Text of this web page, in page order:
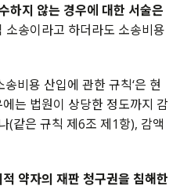
하지 않는 경우에 대한 서술은
소송이라고 하더라도 소송비용
송비용 산입에 관한 규칙‘은 현
는 법원이 상당한 정도까지 감
(같은 규칙 제6조 제1항), 감액
약자의 재판 청구권을 침해한